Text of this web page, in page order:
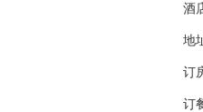
酒
地
订
订